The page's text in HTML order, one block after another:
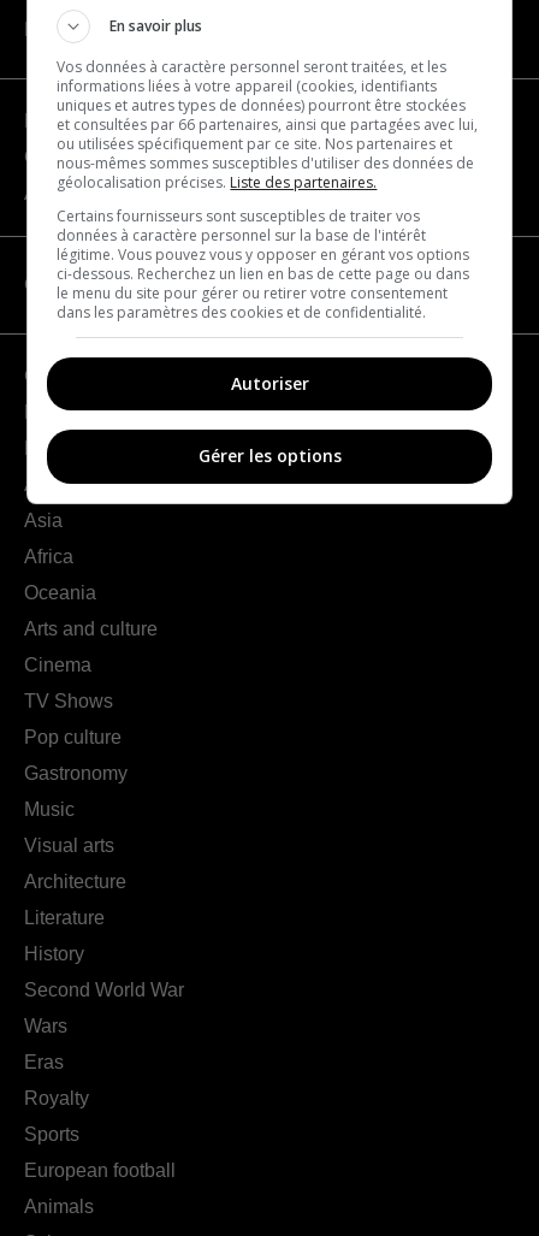
NAVIGATION
Become a partner
Contact us
About us
CATEGORIES
Geography
France
Europe
Americas
Asia
Africa
Oceania
Arts and culture
Cinema
TV Shows
Pop culture
Gastronomy
Music
Visual arts
Architecture
Literature
History
Second World War
Wars
Eras
Royalty
Sports
European football
Animals
En savoir plus
Vos données à caractère personnel seront traitées, et les
informations liées à votre appareil (cookies, identifiants
uniques et autres types de données) pourront être stockées
et consultées par 66 partenaires, ainsi que partagées avec lui,
ou utilisées spécifiquement par ce site. Nos partenaires et
nous-mêmes sommes susceptibles d'utiliser des données de
géolocalisation précises. Liste des partenaires.
Certains fournisseurs sont susceptibles de traiter vos
données à caractère personnel sur la base de l'intérêt
légitime. Vous pouvez vous y opposer en gérant vos options
ci-dessous. Recherchez un lien en bas de cette page ou dans
le menu du site pour gérer ou retirer votre consentement
dans les paramètres des cookies et de confidentialité.
Autoriser
Gérer les options